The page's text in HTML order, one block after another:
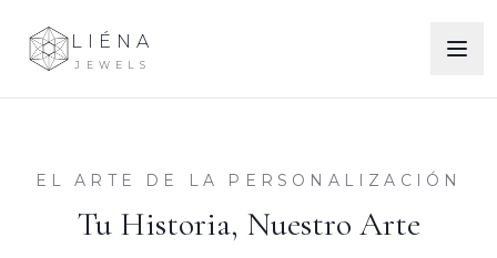
LIÉNA
JEWELS
EL ARTE DE LA PERSONALIZACIÓN
Tu Historia, Nuestro Arte